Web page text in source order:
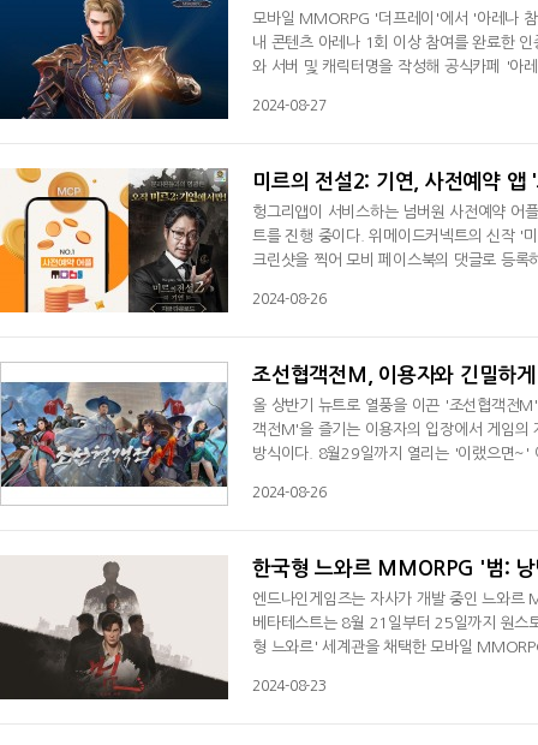
모바일 MMORPG '더프레이'에서 '아레나
내 콘텐츠 아레나 1회 이상 참여를 완료한
와 서버 및 캐릭터명을 작성해 공식카페 '아
얼음그림자, 주홍성구조각, 성인영혼선물
2024-08-27
미르의 전설2: 기연, 사전예약 앱
헝그리앱이 서비스하는 넘버원 사전예약 어
트를 진행 중이다. 위메이드커넥트의 신작 '
크린샷을 찍어 모비 페이스북의 댓글로 등
100 MCP(모비코인 포인트)를 증정한다.사
2024-08-26
조선협객전M, 이용자와 긴밀하
올 상반기 뉴트로 열풍을 이끈 '조선협객전
객전M'을 즐기는 이용자의 입장에서 게임의
방식이다. 8월29일까지 열리는 '이랬으면~'
M'을 즐기는 이용자들이 실제 체감하는 여
2024-08-26
한국형 느와르 MMORPG '범:
엔드나인게임즈는 자사가 개발 중인 느와르
베타테스트는 8월 21일부터 25일까지 원스
형 느와르' 세계관을 채택한 모바일
내 업장을 관리하며 벌어들인 자금으로 더욱
2024-08-23